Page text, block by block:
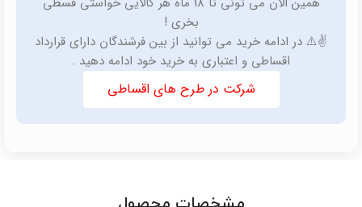
بخری !
✌️⚠️ در ادامه خرید می توانید از بین فرشندگان دارای قرارداد
اقساطی و اعتباری به خرید خود ادامه دهید .
شرکت در طرح های اقساطی